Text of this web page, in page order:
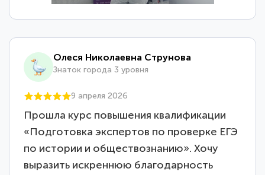
Олеся Николаевна Струнова
Знаток города 3 уровня
9 апреля 2026
Прошла курс повышения квалификации
«Подготовка экспертов по проверке ЕГЭ
по истории и обществознанию». Хочу
выразить искреннюю благодарность